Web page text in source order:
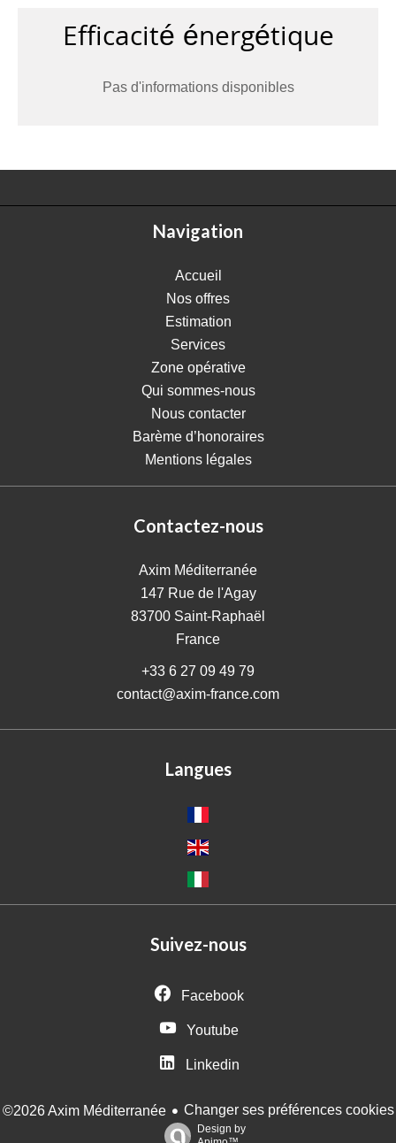
Efficacité énergétique
Pas d'informations disponibles
Navigation
Accueil
Nos offres
Estimation
Services
Zone opérative
Qui sommes-nous
Nous contacter
Barème d’honoraires
Mentions légales
Contactez-nous
Axim Méditerranée
147 Rue de l'Agay
83700 Saint-Raphaël
France
+33 6 27 09 49 79
contact@axim-france.com
Langues
Suivez-nous
Facebook
Youtube
Linkedin
©2026 Axim Méditerranée Changer ses préférences cookies
Design by